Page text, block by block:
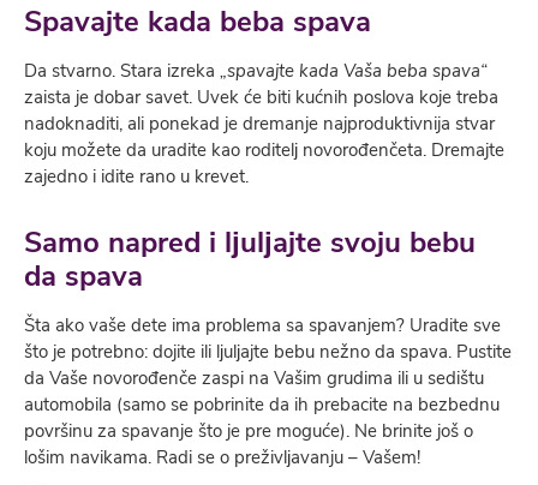
Spavajte kada beba spava
Da stvarno. Stara izreka „spavajte kada Vaša beba spava“
zaista je dobar savet. Uvek će biti kućnih poslova koje treba
nadoknaditi, ali ponekad je dremanje najproduktivnija stvar
koju možete da uradite kao roditelј novorođenčeta. Dremajte
zajedno i idite rano u krevet.
Samo napred i lјulјajte svoju bebu
da spava
Šta ako vaše dete ima problema sa spavanjem? Uradite sve
što je potrebno: dojite ili lјulјajte bebu nežno da spava. Pustite
da Vaše novorođenče zaspi na Vašim grudima ili u sedištu
automobila (samo se pobrinite da ih prebacite na bezbednu
površinu za spavanje što je pre moguće). Ne brinite još o
lošim navikama. Radi se o preživlјavanju – Vašem!